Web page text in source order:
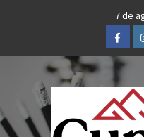
7 de